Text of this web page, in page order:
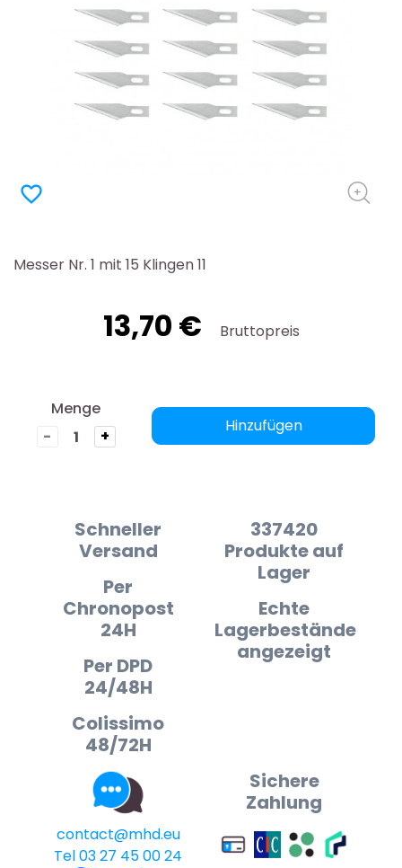
favorite_border
Messer Nr. 1 mit 15 Klingen 11
13,70 € Bruttopreis
Menge
-
+
Hinzufügen
Schneller
Versand
Per
Chronopost
24H
Per DPD
24/48H
Colissimo
48/72H
337420
Produkte auf
Lager
Echte
Lagerbestände
angezeigt
contact@mhd.eu
Tel 03 27 45 00 24
Sichere
Zahlung